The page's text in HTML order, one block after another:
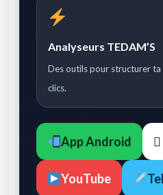
Analyseurs TEDAM’S
Des outils pour structurer ta
clics.
App Android
YouTube